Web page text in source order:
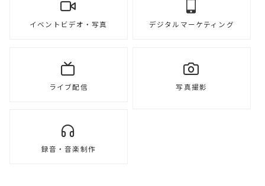
イベントビデオ・写真 デジタルマーケティング
ライブ配信 写真撮影
録音・音楽制作